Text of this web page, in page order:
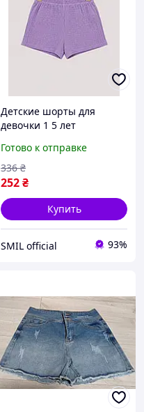
Детские шорты для
девочки 1 5 лет
дышащие 100% хлопок на
резинке для девочки
SMIL 112002 Лаванда
Готово к отправке
252₴
336 ₴
Купить
SMIL official 93%